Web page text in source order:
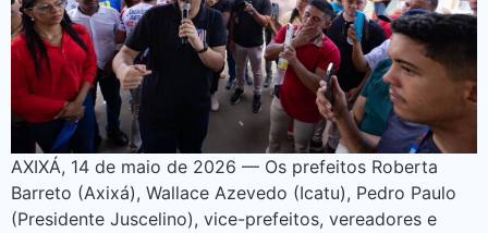
AXIXÁ, 14 de maio de 2026 — Os prefeitos Roberta
Barreto (Axixá), Wallace Azevedo (Icatu), Pedro Paulo
(Presidente Juscelino), vice-prefeitos, vereadores e